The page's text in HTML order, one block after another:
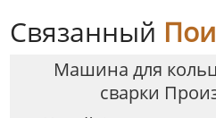
Связанный
Машина для
сварки